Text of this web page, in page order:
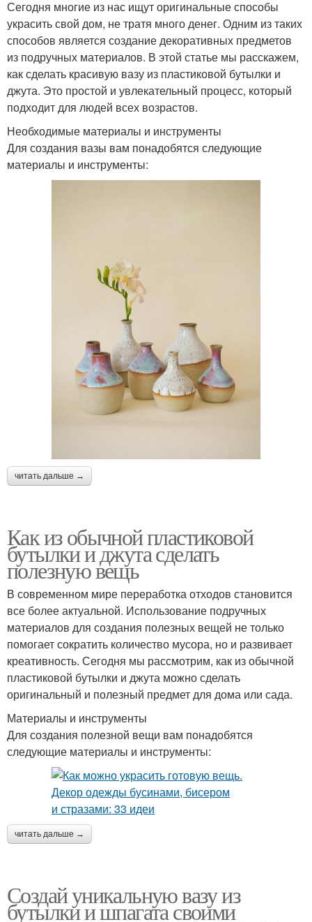
Сегодня многие из нас ищут оригинальные способы
украсить свой дом, не тратя много денег. Одним из таких
способов является создание декоративных предметов
из подручных материалов. В этой статье мы расскажем,
как сделать красивую вазу из пластиковой бутылки и
джута. Это простой и увлекательный процесс, который
подходит для людей всех возрастов.
Необходимые материалы и инструменты
Для создания вазы вам понадобятся следующие
материалы и инструменты:
читать дальше →
Как из обычной пластиковой
бутылки и джута сделать
полезную вещь
В современном мире переработка отходов становится
все более актуальной. Использование подручных
материалов для создания полезных вещей не только
помогает сократить количество мусора, но и развивает
креативность. Сегодня мы рассмотрим, как из обычной
пластиковой бутылки и джута можно сделать
оригинальный и полезный предмет для дома или сада.
Материалы и инструменты
Для создания полезной вещи вам понадобятся
следующие материалы и инструменты:
читать дальше →
Создай уникальную вазу из
бутылки и шпагата своими